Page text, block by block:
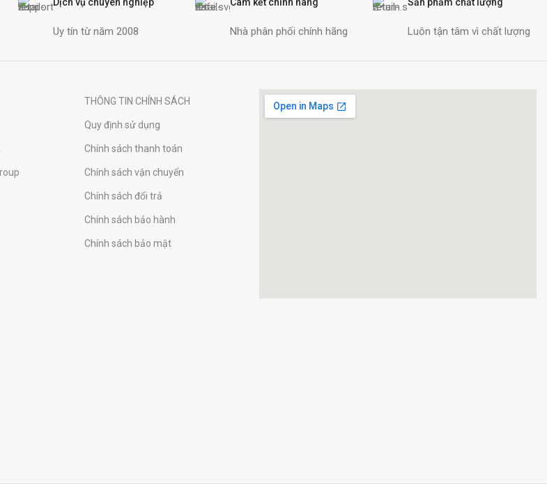
Uy tín từ năm 2008 Nhà phân phối chính hãng Luôn tận tâm vì chất lượng
THÔNG TIN CHÍNH SÁCH
Quy định sử dụng
Chính sách thanh toán
Chính sách vận chuyển
Chính sách đổi trả
Chính sách bảo hành
Chính sách bảo mật